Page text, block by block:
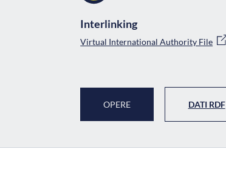
Interlinking
Virtual International Authority File
OPERE DATI RDF